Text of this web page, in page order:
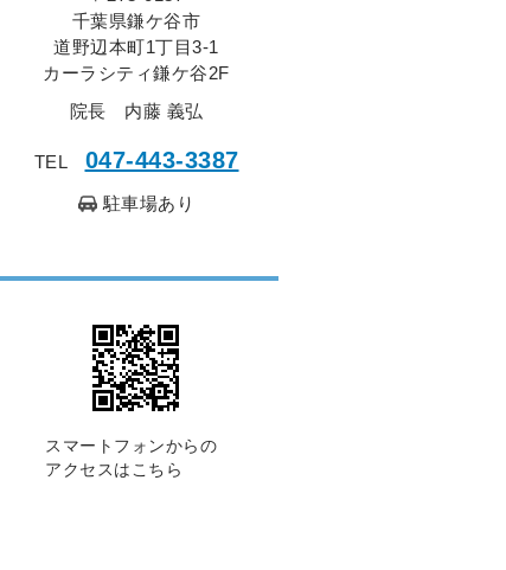
千葉県鎌ケ谷市
道野辺本町1丁目3-1
カーラシティ鎌ケ谷2F
院長 内藤 義弘
TEL 047-443-3387
駐車場あり
スマートフォンからの
アクセスはこちら